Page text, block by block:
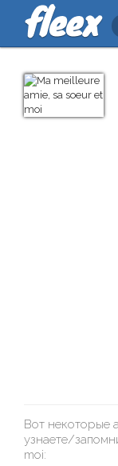
Вот некоторые
узнаете/
moi: